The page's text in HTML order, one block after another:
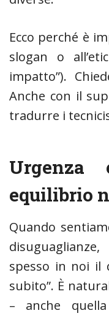
Ecco perché è
slogan o
impatto”).
Anche con il
tradurre i
Urgenza
equilibrio
Quando
spesso in noi il
subito”. È
– anche